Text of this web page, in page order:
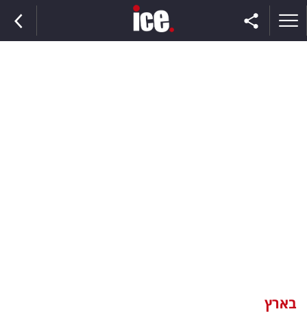
וצרכנות
בארץ